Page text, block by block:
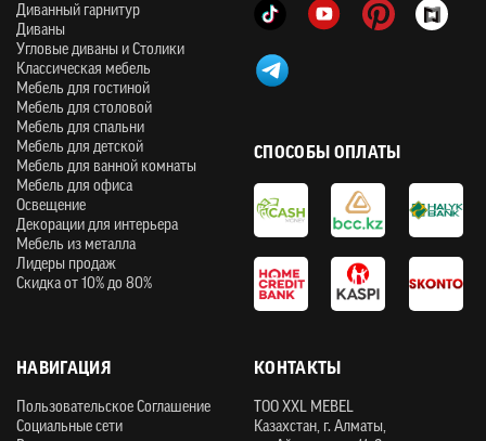
Диванный гарнитур
Диваны
Угловые диваны и Столики
Классическая мебель
Мебель для гостиной
Мебель для столовой
Мебель для спальни
Мебель для детской
Мебель для ванной комнаты
Мебель для офиса
Освещение
Декорации для интерьера
Мебель из металла
Лидеры продаж
Скидка от 10% до 80%
НАВИГАЦИЯ
Пользовательское Соглашение
Социальные сети
СПОСОБЫ ОПЛАТЫ
КОНТАКТЫ
ТOO XXL MEBEL
Казахстан, г. Алматы,